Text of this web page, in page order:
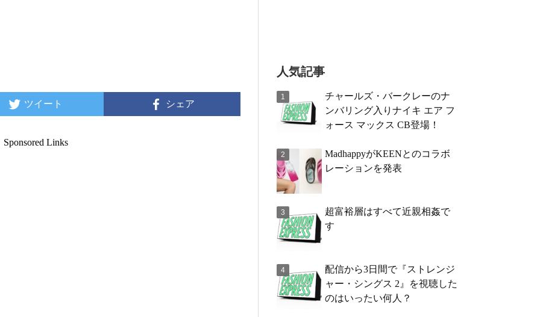
ツイート シェア
Sponsored Links
人気記事
チャールズ・バークレーのナ
ンバリング入りナイキ エア フ
ォース マックス CB登場！
MadhappyがKEENとのコラボ
レーションを発表
超富裕層はすべて近親相姦で
す
配信から3日間で『ストレンジ
ャー・シングス 2』を視聴した
のはいったい何人？